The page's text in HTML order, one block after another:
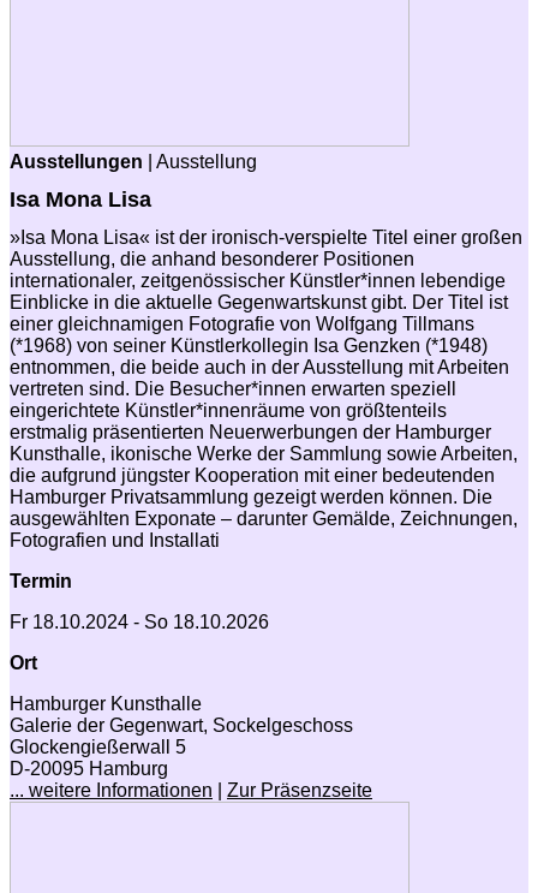
Ausstellungen | Ausstellung
Isa Mona Lisa
»Isa Mona Lisa« ist der ironisch-verspielte Titel einer großen
Ausstellung, die anhand besonderer Positionen
internationaler, zeitgenössischer Künstler*innen lebendige
Einblicke in die aktuelle Gegenwartskunst gibt. Der Titel ist
einer gleichnamigen Fotografie von Wolfgang Tillmans
(*1968) von seiner Künstlerkollegin Isa Genzken (*1948)
entnommen, die beide auch in der Ausstellung mit Arbeiten
vertreten sind. Die Besucher*innen erwarten speziell
eingerichtete Künstler*innenräume von größtenteils
erstmalig präsentierten Neuerwerbungen der Hamburger
Kunsthalle, ikonische Werke der Sammlung sowie Arbeiten,
die aufgrund jüngster Kooperation mit einer bedeutenden
Hamburger Privatsammlung gezeigt werden können. Die
ausgewählten Exponate – darunter Gemälde, Zeichnungen,
Fotografien und Installati
Termin
Fr 18.10.2024 - So 18.10.2026
Ort
Hamburger Kunsthalle
Galerie der Gegenwart, Sockelgeschoss
Glockengießerwall 5
D-20095 Hamburg
... weitere Informationen
Zur Präsenzseite